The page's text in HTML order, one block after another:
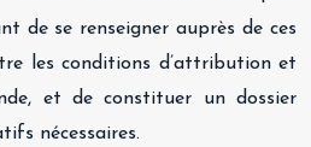
de se renseigner auprès de ces
les conditions d’attribution et
et de constituer un dossier
nécessaires.